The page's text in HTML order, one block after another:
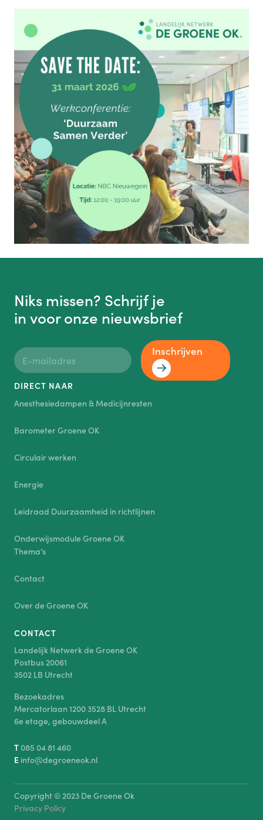
Niks missen? Schrijf je
in voor onze nieuwsbrief
Inschrijven
DIRECT NAAR
Anesthesiedampen & Medicijnresten
Barometer Groene OK
Circulair werken
Energie
Leidraad Duurzaamheid in richtlijnen
Onderwijsmodule Groene OK
Thema’s
Contact
Over de Groene OK
CONTACT
Landelijk Netwerk de Groene OK
Postbus 20061
3502 LB Utrecht
Bezoekadres
Mercatorlaan 1200 3528 BL Utrecht
6e etage, gebouwdeel A
T085 04 81 460
E info@degroeneok.nl
Copyright © 2023 De Groene Ok
Privacy Policy